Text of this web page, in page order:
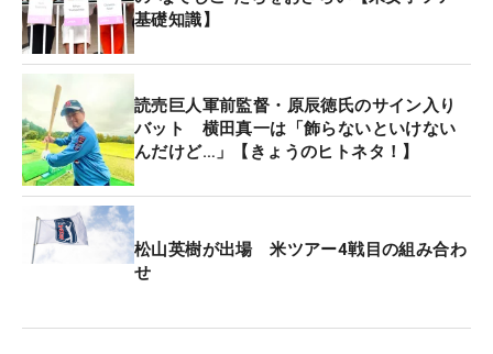
基礎知識】
読売巨人軍前監督・原辰徳氏のサイン入り
バット 横田真一は「飾らないといけない
んだけど…」【きょうのヒトネタ！】
松山英樹が出場 米ツアー4戦目の組み合わ
せ